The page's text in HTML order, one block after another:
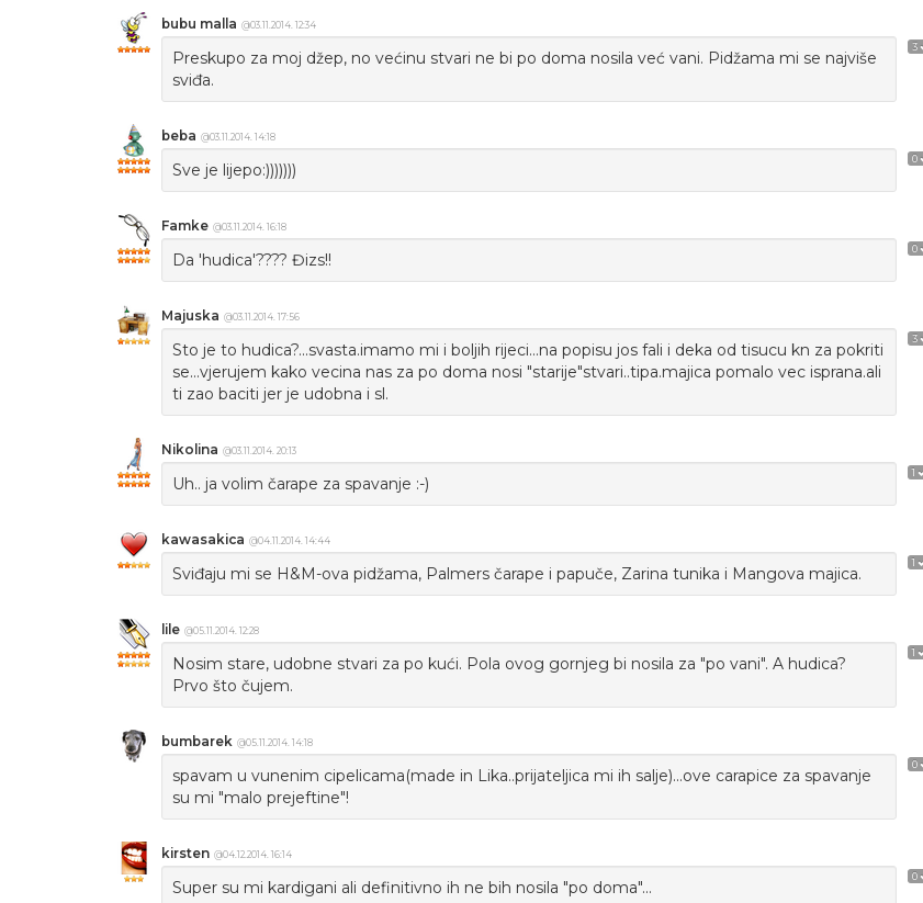
3
bubu malla @03.11.2014. 12:34
Preskupo za moj džep, no većinu stvari ne bi po doma nosila već vani. Pidžama mi se najviše
sviđa.
0
beba @03.11.2014. 14:18
Sve je lijepo:)))))))
0
Famke @03.11.2014. 16:18
Da 'hudica'???? Đizs!!
3
Majuska @03.11.2014. 17:56
Sto je to hudica?...svasta.imamo mi i boljih rijeci...na popisu jos fali i deka od tisucu kn za pokriti
se...vjerujem kako vecina nas za po doma nosi "starije"stvari..tipa.majica pomalo vec isprana.ali
ti zao baciti jer je udobna i sl.
1
Nikolina @03.11.2014. 20:13
Uh.. ja volim čarape za spavanje :-)
1
kawasakica @04.11.2014. 14:44
Sviđaju mi se H&M-ova pidžama, Palmers čarape i papuče, Zarina tunika i Mangova majica.
1
lile @05.11.2014. 12:28
Nosim stare, udobne stvari za po kući. Pola ovog gornjeg bi nosila za "po vani". A hudica?
Prvo što čujem.
0
bumbarek @05.11.2014. 14:18
spavam u vunenim cipelicama(made in Lika..prijateljica mi ih salje)...ove carapice za spavanje
su mi "malo prejeftine"!
0
kirsten @04.12.2014. 16:14
Super su mi kardigani ali definitivno ih ne bih nosila "po doma"...